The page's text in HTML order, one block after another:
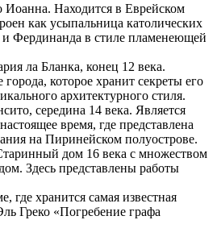
Иоанна. Находится в Еврейском
как усыпальница католических
и Фердинанда в стиле пламенеющей
ла Бланка, конец 12 века.
которое хранит секреты его
архитектурного стиля.
середина 14 века. Является
время, где представлена
на Пиринейском полуострове.
дом 16 века с множеством
Здесь представлены работы
где хранится самая известная
Греко «Погребение графа